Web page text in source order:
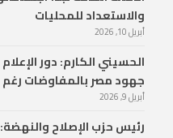
والاستعداد للمحليات
أبريل 10, 2026
الحسيني الكارم: دور
جهود مصر بالمفاوضات رغم
أبريل 9, 2026
رئيس حزب الإصلاح